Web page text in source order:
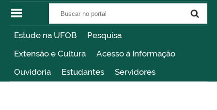
Estude na UFOB
Pesquisa
Extensão e Cultura
Acesso à Informação
Ouvidoria
Estudantes Servidores